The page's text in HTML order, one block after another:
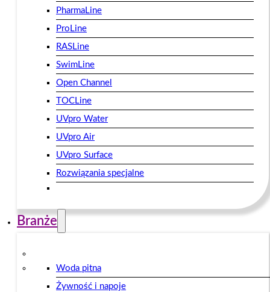
PharmaLine
ProLine
RASLine
SwimLine
Open Channel
TOCLine
UVpro Water
UVpro Air
UVpro Surface
Rozwiązania specjalne
Branże
Woda pitna
Żywność i napoje